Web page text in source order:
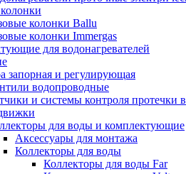
колонки Ballu
колонки Immergas
для водонагревателей
запорная и регулирующая
водопроводные
и системы контроля протечки
для воды и комплектующие
Аксессуары для монтажа
Коллекторы для воды
Коллекторы для воды Far